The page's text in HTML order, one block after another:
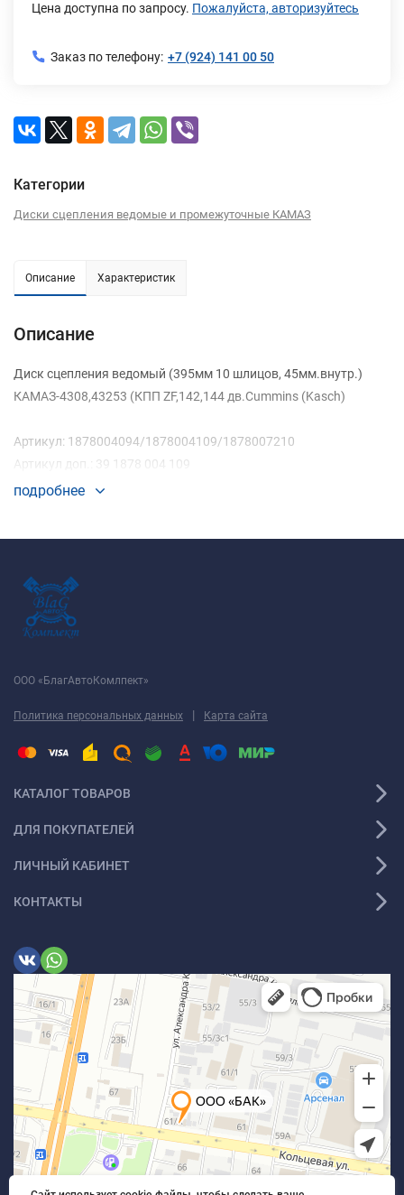
Цена доступна по запросу. Пожалуйста, авторизуйтесь
Заказ по телефону: +7 (924) 141 00 50
Категории
Диски сцепления ведомые и промежуточные КАМАЗ
Описание Характеристик
Описание
Диск сцепления ведомый (395мм 10 шлицов, 45мм.внутр.)
КАМАЗ-4308,43253 (КПП ZF,142,144 дв.Cummins (Kasch)
Артикул: 1878004094/1878004109/1878007210
Артикул доп.: 39 1878 004 109
подробнее
ООО «БлагАвтоКомлпект»
Политика персональных данных | Карта сайта
КАТАЛОГ ТОВАРОВ
ДЛЯ ПОКУПАТЕЛЕЙ
ЛИЧНЫЙ КАБИНЕТ
КОНТАКТЫ